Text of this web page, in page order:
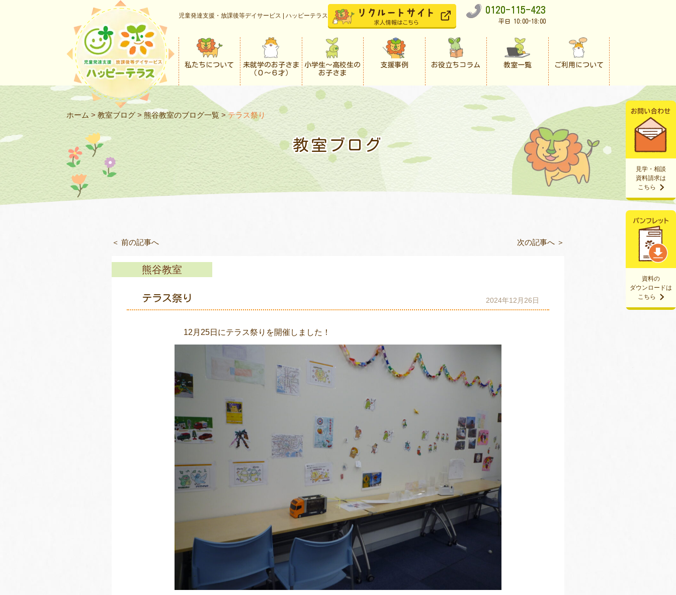
児童発達支援・放課後等デイサービス | ハッピーテラス
0120-115-423
平日 10:00-18:00
私たちについて
未就学のお子さま
（０〜６才）
小学生〜高校生の
お子さま
支援事例 お役立ちコラム 教室一覧 ご利用について
資料の
ダウンロードは
こちら
見学・相談
資料請求は
こちら
ホーム > 教室ブログ > 熊谷教室のブログ一覧 > テラス祭り
教室ブログ
＜ 前の記事へ 次の記事へ ＞
熊谷教室
テラス祭り 2024年12月26日
12月25日にテラス祭りを開催しました！